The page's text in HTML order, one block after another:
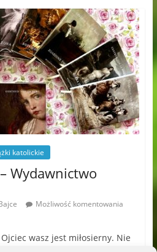
katolickie
Wydawnictwo
Możliwość komentowania
wasz jest miłosierny. Nie